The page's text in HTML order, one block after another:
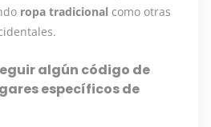
ropa tradicional como otras
algún código de
específicos de